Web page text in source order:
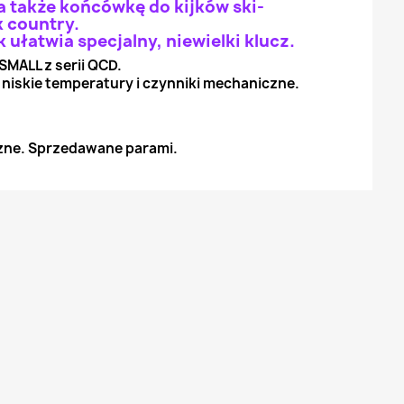
także końcówkę do kijków ski-
country.
ułatwia specjalny, niewielki klucz.
z serii QCD.
temperatury i czynniki mechaniczne.
Sprzedawane parami.